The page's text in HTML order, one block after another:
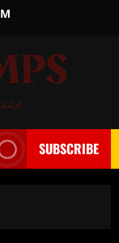
SUBSCRIBE